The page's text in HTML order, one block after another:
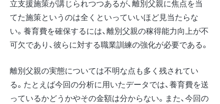
立支援施策が講じられつつあるが、離別父親に焦点を当
てた施策というのは全くといっていいほど見当たらな
い。養育費を確保するには、離別父親の稼得能力向上が不
可欠であり、彼らに対する職業訓練の強化が必要である。
離別父親の実態については不明な点も多く残されてい
る。たとえば今回の分析に用いたデータでは、養育費を送
っているかどうかやその金額は分からない。また、今回の